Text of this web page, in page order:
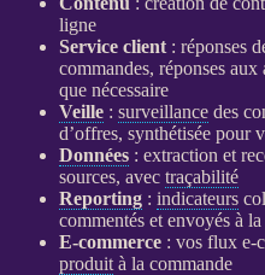
ligne
Service client: réponses
commandes, réponses aux
que nécessaire
Veille: surveillancedes
d’offres, synthétisée pour
Données: extraction et
sources, avec traçabilité
Reporting: indicateurs
commentés et envoyés à
E-commerce: vos flux e-
produità la commande